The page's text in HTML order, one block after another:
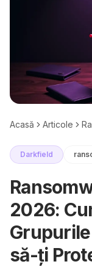
Acasă Articole
Darkfield
2026:
să-ți